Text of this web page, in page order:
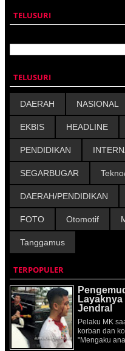
TELUSURI
TELUSURI
DAERAH NASIONAL
EKBIS HEADLINE
PENDIDIKAN
SEGARBUGAR
DAERAH/PENDIDIKAN
FOTO Otomotif
Tanggamus
TERPOPULER
Jendral
Pelaku MK
korban dan
"Mengaku